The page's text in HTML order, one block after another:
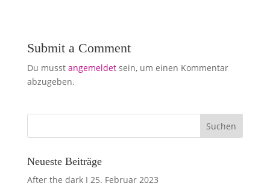
Submit a Comment
Du musst angemeldetsein, um einen Kommentar
abzugeben.
Neueste Beiträge
After the dark I 25. Februar 2023